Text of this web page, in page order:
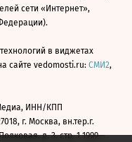
сети «Интернет»,
в виджетах
сайте vedomosti.ru: СМИ2,
ИНН/КПП
г. Москва, вн.тер.г.
д. 3, стр. 1 1999—